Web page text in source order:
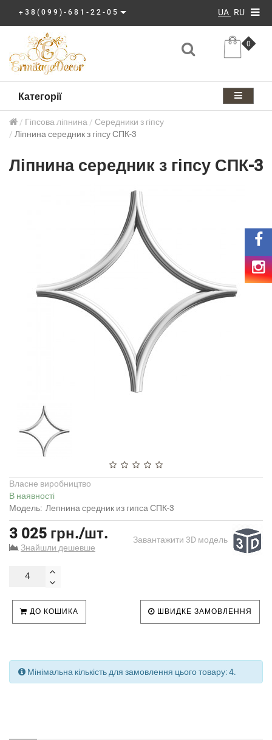
+38(099)-681-22-05 UA RU
0
Категорії
Гіпсова ліпнина
Середники з гіпсу
Ліпнина середник з гіпсу СПК-3
Ліпнина середник з гіпсу СПК-3
Власне виробництво
В наявності
Модель: Лепнина средник из гипса СПК-3
3 025 грн./шт.
Знайшли дешевше
Завантажити 3D модель
ДО КОШИКА ШВИДКЕ ЗАМОВЛЕННЯ
Мінімальна кількість для замовлення цього товару: 4.